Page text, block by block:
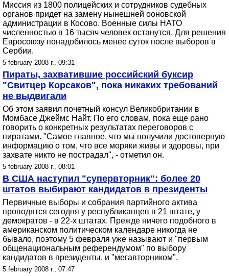
Миссия из 1800 полицейских и сотрудников судебных
органов придет на замену нынешней ооновской
администрации в Косово. Военные силы НАТО
численностью в 16 тысяч человек останутся. Для решения
Евросоюзу понадобилось менее суток после выборов в
Сербии.
5 february 2008 г., 09:31
Пираты, захватившие российский буксир
"Свитцер Корсаков", пока никаких требований
не выдвигали
Об этом заявил почетный консул Великобритании в
Момбасе Джеймс Найт. По его словам, пока еще рано
говорить о конкретных результатах переговоров с
пиратами. "Самое главное, что мы получили достоверную
информацию о том, что все моряки живы и здоровы, при
захвате никто не пострадал", - отметил он.
5 february 2008 г., 08:01
В США наступил "супервторник": более 20
штатов выбирают кандидатов в президенты
Первичные выборы и собрания партийного актива
проводятся сегодня у республиканцев в 21 штате, у
демократов - в 22-х штатах. Прежде ничего подобного в
американском политическом календаре никогда не
бывало, поэтому 5 февраля уже называют и "первым
общенациональным референдумом" по выбору
кандидатов в президенты, и "мегавторником".
5 february 2008 г., 07:47